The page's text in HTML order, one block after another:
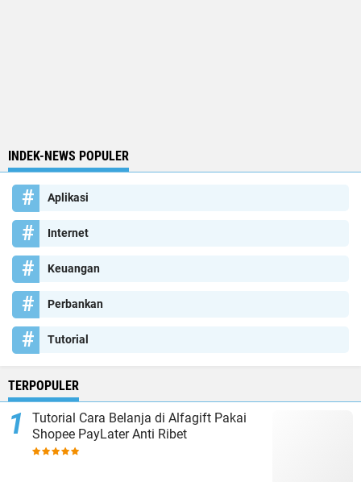
INDEK-NEWS POPULER
Aplikasi
Internet
Keuangan
Perbankan
Tutorial
TERPOPULER
Tutorial Cara Belanja di Alfagift Pakai
Shopee PayLater Anti Ribet